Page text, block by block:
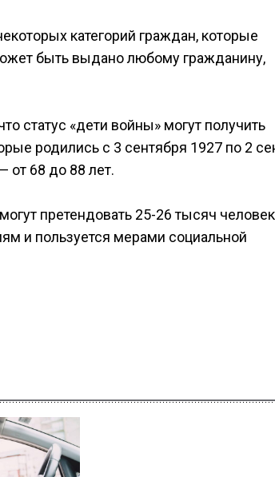
категорий граждан, которые
быть выдано любому гражданину,
статус «дети войны» могут получить
родились с 3 сентября 1927 по 2
от 68 до 88 лет.
претендовать 25-26 тысяч
и пользуется мерами социальной